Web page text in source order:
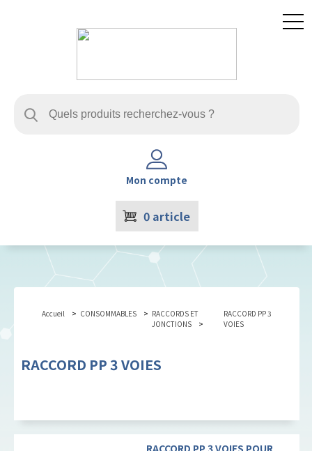
Mon compte
0 article
Accueil CONSOMMABLES
RACCORDS ET
JONCTIONS
RACCORD PP 3
VOIES
RACCORD PP 3 VOIES